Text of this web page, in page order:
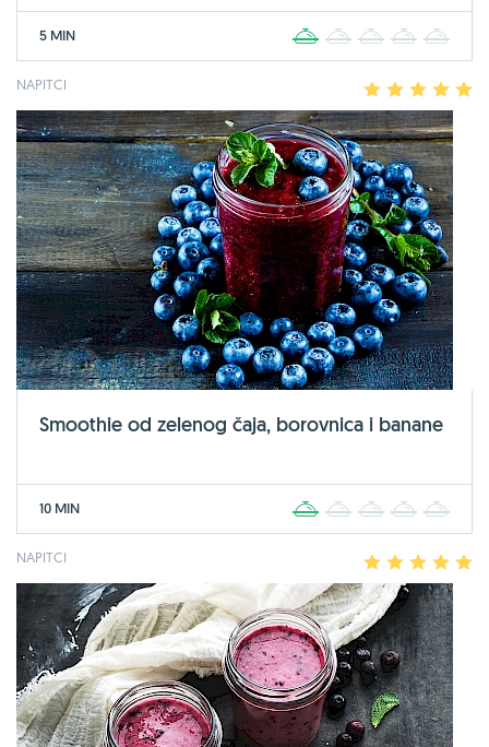
5 MIN 2 3 4
NAPITCI 2 3 4
Smoothie od zelenog čaja, borovnica i banane
10 MIN 2 3 4
NAPITCI 2 3 4